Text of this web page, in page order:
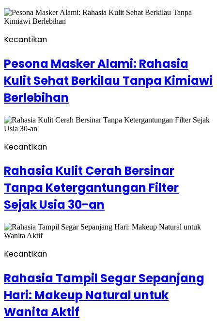
Kecantikan
Pesona Masker Alami: Rahasia
Kulit Sehat Berkilau Tanpa Kimiawi
Berlebihan
Kecantikan
Rahasia Kulit Cerah Bersinar
Tanpa Ketergantungan Filter
Sejak Usia 30-an
Kecantikan
Rahasia Tampil Segar Sepanjang
Hari: Makeup Natural untuk
Wanita Aktif